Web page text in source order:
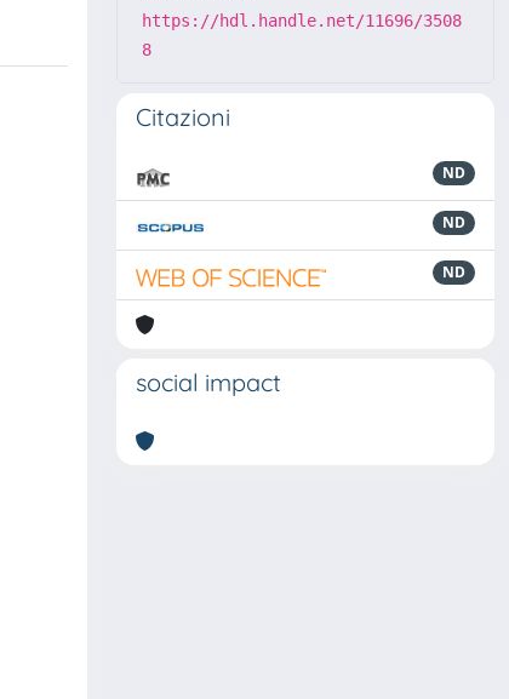
https://hdl.handle.net/11696/3508
8
Citazioni
ND
ND
ND
social impact